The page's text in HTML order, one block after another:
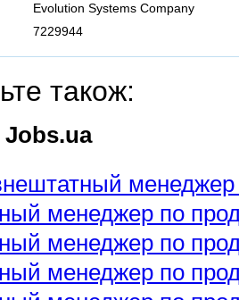
Evolution Systems Company
7229944
також:
менеджер по
менеджер по
менеджер по